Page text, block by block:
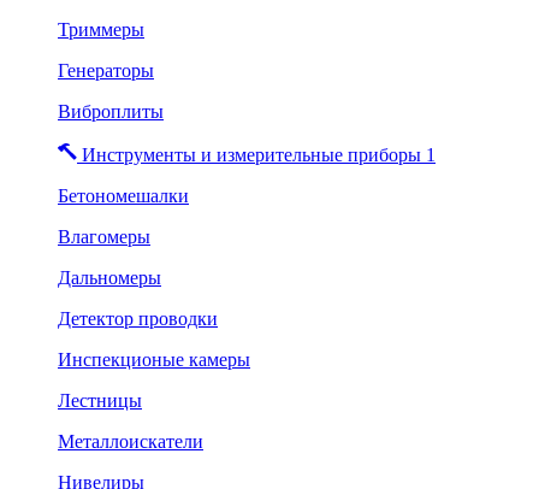
Триммеры
Генераторы
Виброплиты
Инструменты и измерительные приборы 1
Бетономешалки
Влагомеры
Дальномеры
Детектор проводки
Инспекционые камеры
Лестницы
Металлоискатели
Нивелиры